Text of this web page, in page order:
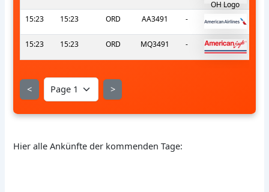
15:23 15:23 ORD AA3491 -
15:23 15:23 ORD MQ3491 -
< >
Hier alle Ankünfte der kommenden Tage: